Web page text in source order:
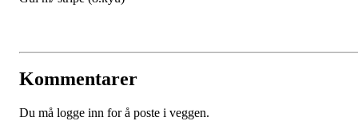
Kommentarer
Du må logge inn for å poste i veggen.